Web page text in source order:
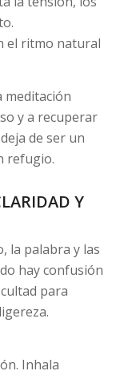
el ritmo natural
meditación
y a recuperar
de ser un
refugio.
Y
la palabra y las
hay confusión
para
Inhala